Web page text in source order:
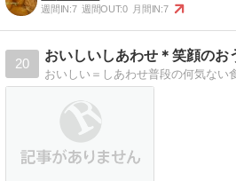
週間IN:7 週間OUT:0 月間IN:7
20
おいしいしあわせ＊笑顔のお